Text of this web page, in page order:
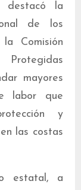
destacó la
de los
Comisión
mayores
labor que
y
las costas
estatal, a